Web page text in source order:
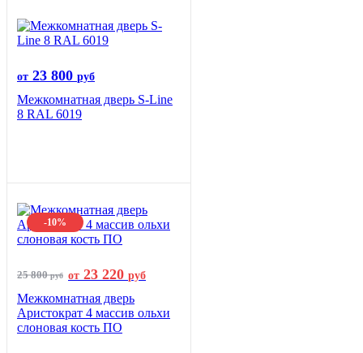
от 23 800 руб
Межкомнатная дверь S-Line
8 RAL 6019
-10%
25 800руб от 23 220 руб
Межкомнатная дверь
Аристократ 4 массив ольхи
слоновая кость ПО